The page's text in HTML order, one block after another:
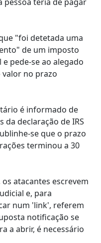
"foi detetada uma
de um imposto
pede-se ao alegado
no prazo
é informado de
declaração de IRS
se que o prazo
terminou a 30
atacantes escrevem
e, para
num 'link', referem
notificação se
a abrir, é necessário